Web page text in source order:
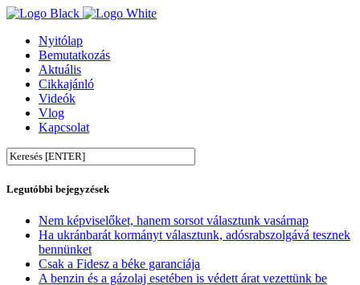
Nyitólap
Bemutatkozás
Aktuális
Cikkajánló
Videók
Vlog
Kapcsolat
Legutóbbi bejegyzések
Nem képviselőket, hanem sorsot választunk vasárnap
Ha ukránbarát kormányt választunk, adósrabszolgává tesznek
bennünket
Csak a Fidesz a béke garanciája
A benzin és a gázolaj esetében is védett árat vezettünk be